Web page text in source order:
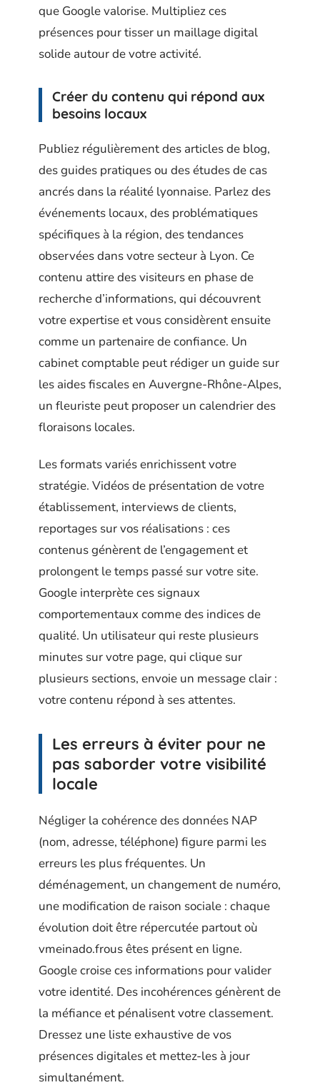
que Google valorise. Multipliez ces
présences pour tisser un maillage digital
solide autour de votre activité.
Créer du contenu qui répond aux
besoins locaux
Publiez régulièrement des articles de blog,
des guides pratiques ou des études de cas
ancrés dans la réalité lyonnaise. Parlez des
événements locaux, des problématiques
spécifiques à la région, des tendances
observées dans votre secteur à Lyon. Ce
contenu attire des visiteurs en phase de
recherche d’informations, qui découvrent
votre expertise et vous considèrent ensuite
comme un partenaire de confiance. Un
cabinet comptable peut rédiger un guide sur
les aides fiscales en Auvergne-Rhône-Alpes,
un fleuriste peut proposer un calendrier des
floraisons locales.
Les formats variés enrichissent votre
stratégie. Vidéos de présentation de votre
établissement, interviews de clients,
reportages sur vos réalisations : ces
contenus génèrent de l’engagement et
prolongent le temps passé sur votre site.
Google interprète ces signaux
comportementaux comme des indices de
qualité. Un utilisateur qui reste plusieurs
minutes sur votre page, qui clique sur
plusieurs sections, envoie un message clair :
votre contenu répond à ses attentes.
Les erreurs à éviter pour ne
pas saborder votre visibilité
locale
Négliger la cohérence des données NAP
(nom, adresse, téléphone) figure parmi les
erreurs les plus fréquentes. Un
déménagement, un changement de numéro,
une modification de raison sociale : chaque
évolution doit être répercutée partout où
vmeinado.frous êtes présent en ligne.
Google croise ces informations pour valider
votre identité. Des incohérences génèrent de
la méfiance et pénalisent votre classement.
Dressez une liste exhaustive de vos
présences digitales et mettez-les à jour
simultanément.